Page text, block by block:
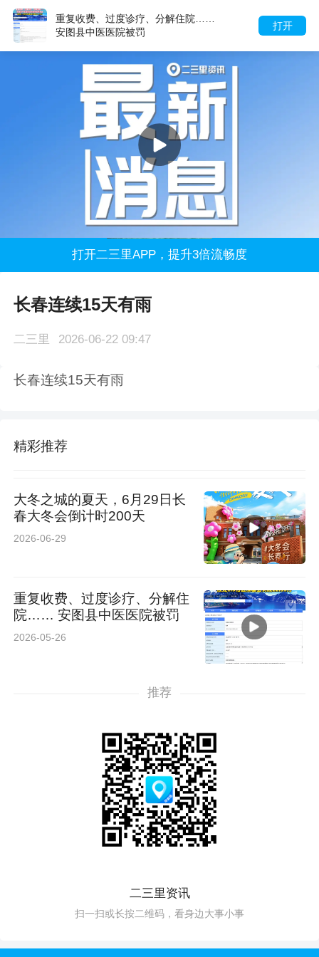
打开
重复收费、过度诊疗、分解住院……
安图县中医医院被罚
打开二三里APP，提升3倍流畅度
长春连续15天有雨
二三里 2026-06-22 09:47
长春连续15天有雨
精彩推荐
大冬之城的夏天，6月29日长
春大冬会倒计时200天
2026-06-29
重复收费、过度诊疗、分解住
院…… 安图县中医医院被罚
2026-05-26
推荐
二三里资讯
扫一扫或长按二维码，看身边大事小事